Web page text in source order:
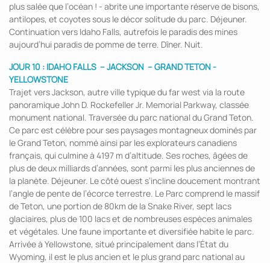
plus salée que l’océan ! - abrite une importante réserve de bisons,
antilopes, et coyotes sous le décor solitude du parc. Déjeuner.
Continuation vers Idaho Falls, autrefois le paradis des mines
aujourd’hui paradis de pomme de terre. Dîner. Nuit.
JOUR 10 : IDAHO FALLS – JACKSON – GRAND TETON -
YELLOWSTONE
Trajet vers Jackson, autre ville typique du far west via la route
panoramique John D. Rockefeller Jr. Memorial Parkway, classée
monument national. Traversée du parc national du Grand Teton.
Ce parc est célèbre pour ses paysages montagneux dominés par
le Grand Teton, nommé ainsi par les explorateurs canadiens
français, qui culmine à 4197 m d’altitude. Ses roches, âgées de
plus de deux milliards d’années, sont parmi les plus anciennes de
la planète. Déjeuner. Le côté ouest s’incline doucement montrant
l’angle de pente de l’écorce terrestre. Le Parc comprend le massif
de Teton, une portion de 80km de la Snake River, sept lacs
glaciaires, plus de 100 lacs et de nombreuses espèces animales
et végétales. Une faune importante et diversifiée habite le parc.
Arrivée à Yellowstone, situé principalement dans l’État du
Wyoming, il est le plus ancien et le plus grand parc national au